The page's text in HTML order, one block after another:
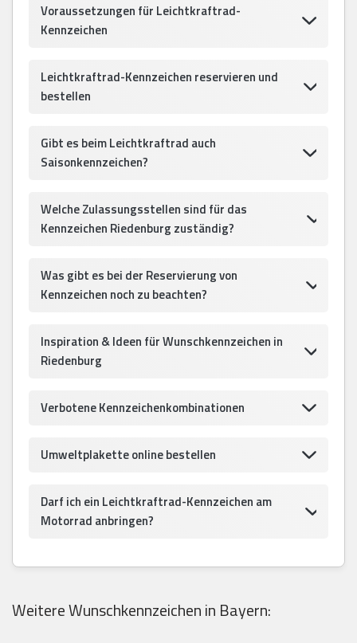
Voraussetzungen für Leichtkraftrad-
Kennzeichen
Leichtkraftrad-Kennzeichen reservieren und
bestellen
Gibt es beim Leichtkraftrad auch
Saisonkennzeichen?
Welche Zulassungsstellen sind für das
Kennzeichen Riedenburg zuständig?
Was gibt es bei der Reservierung von
Kennzeichen noch zu beachten?
Inspiration & Ideen für Wunschkennzeichen in
Riedenburg
Verbotene Kennzeichenkombinationen
Umweltplakette online bestellen
Darf ich ein Leichtkraftrad-Kennzeichen am
Motorrad anbringen?
Weitere Wunschkennzeichen in Bayern: